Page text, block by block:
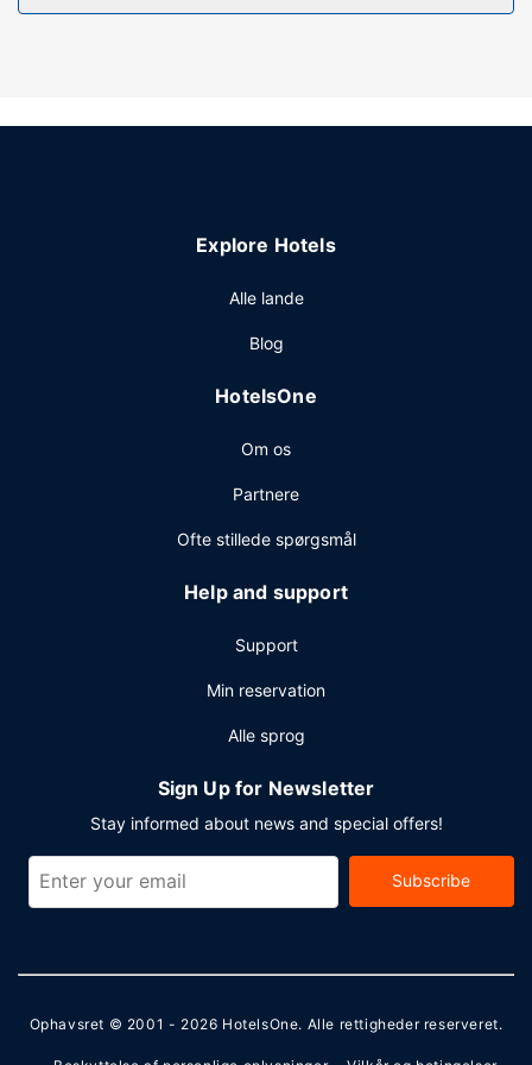
internetadgang, tv på fællesarealer og festsal.
Gæsterne har blandt andet adgang til gratis aviser i
Gratis selvstændig parkering er til rådighed på stedet.
Explore Hotels
Alle lande
Blog
HotelsOne
Om os
Partnere
Ofte stillede spørgsmål
Help and support
Support
Min reservation
Alle sprog
Sign Up for Newsletter
Stay informed about news and special offers!
Subscribe
Ophavsret © 2001 - 2026 HotelsOne. Alle rettigheder reserveret.